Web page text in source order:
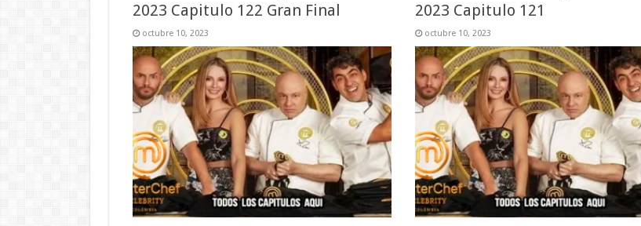
2023 Capitulo 122 Gran Final
octubre 10, 2023
2023 Capitulo 121
octubre 10, 2023